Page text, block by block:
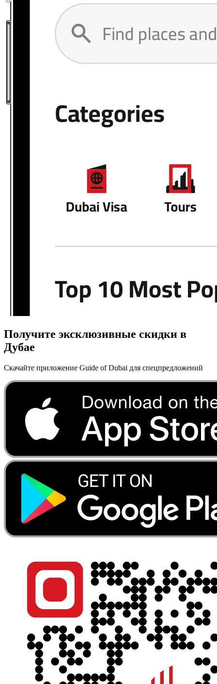
Получите эксклюзивные скидки в
Дубае
Скачайте приложение Guide of Dubai для спецпредложений